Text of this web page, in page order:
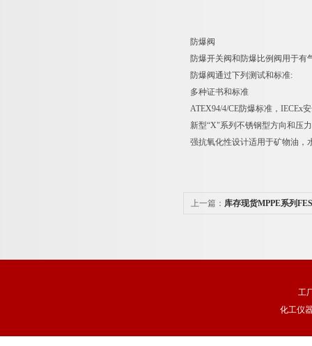
防爆阀
防爆开关阀和防爆比例阀用于
防爆阀通过下列测试和标准:
多种证书和标准
ATEX94/4/CE防爆标准，IECEx
新型“X"系列不锈钢型方向和压
强抗氧化性设计适用于矿物油，
上一篇： 库存现货MPPE系列
工
化工仪